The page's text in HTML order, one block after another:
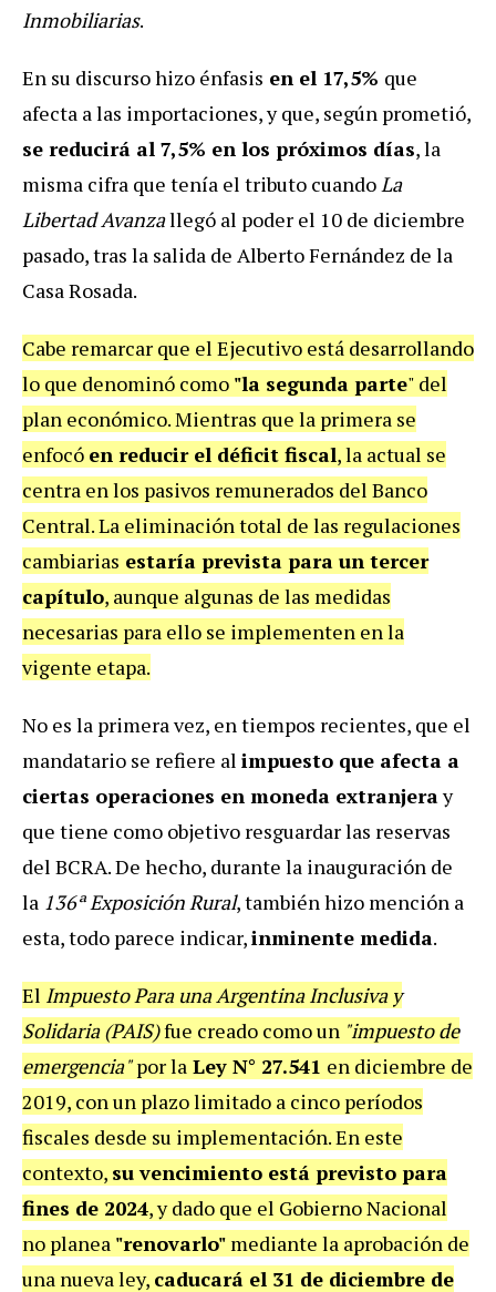
Inmobiliarias.
En su discurso hizo énfasis en el 17,5% que
afecta a las importaciones, y que, según prometió,
se reducirá al 7,5% en los próximos días, la
misma cifra que tenía el tributo cuandoLa
Libertad Avanzallegó al poder el 10 de diciembre
pasado, tras la salida de Alberto Fernández de la
Casa Rosada.
Cabe remarcar que el Ejecutivo está desarrollando
lo que denominó como "la segunda parte" del
plan económico. Mientras que la primera se
enfocó en reducir el déficit fiscal, la actual se
centra en los pasivos remunerados del Banco
Central. La eliminación total de las regulaciones
cambiarias estaría prevista para un tercer
capítulo, aunque algunas de las medidas
necesarias para ello se implementen en la
vigente etapa.
No es la primera vez, en tiempos recientes, que el
mandatario se refiere al impuesto que afecta a
ciertas operaciones en moneda extranjeray
que tiene como objetivo resguardar las reservas
del BCRA. De hecho, durante la inauguración de
la 136ª Exposición Rural, también hizo mención a
esta, todo parece indicar,inminente medida.
El Impuesto Para una Argentina Inclusiva y
Solidaria (PAIS)fue creado como un "impuesto de
emergencia"por la Ley N° 27.541 en diciembre de
2019, con un plazo limitado a cinco períodos
fiscales desde su implementación. En este
contexto, su vencimiento está previsto para
fines de 2024, y dado que el Gobierno Nacional
no planea "renovarlo" mediante la aprobación de
una nueva ley, caducará el 31 de diciembre de